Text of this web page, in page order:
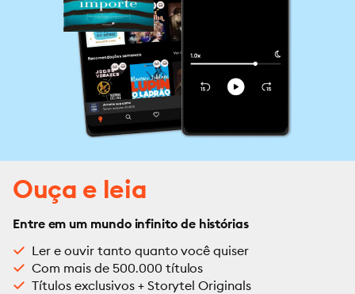
Ouça e leia
Entre em um mundo infinito de histórias
Ler e ouvir tanto quanto você quiser
Com mais de 500.000 títulos
Títulos exclusivos + Storytel Originals